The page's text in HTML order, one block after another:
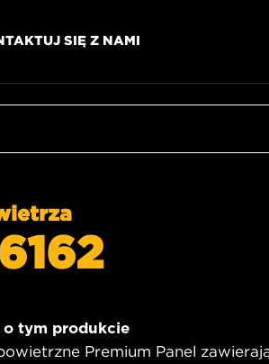
SIĘ Z NAMI
tym produkcie
Premium Panel